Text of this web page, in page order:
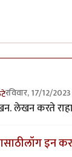
रविवार, 17/12/
लेखन करते
लॉग इन